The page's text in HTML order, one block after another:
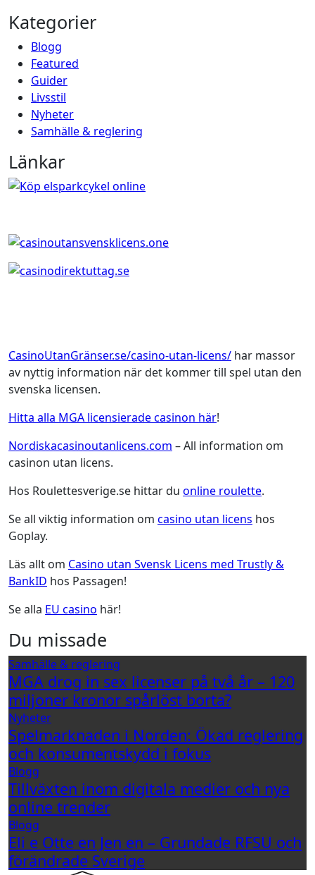
Kategorier
Blogg
Featured
Guider
Livsstil
Nyheter
Samhälle & reglering
Länkar
CasinoUtanGränser.se/casino-utan-licens/ har massor
av nyttig information när det kommer till spel utan den
svenska licensen.
Hitta alla MGA licensierade casinon här!
Nordiskacasinoutanlicens.com – All information om
casinon utan licens.
Hos Roulettesverige.se hittar du online roulette.
Se all viktig information om casino utan licens hos
Goplay.
Läs allt om Casino utan Svensk Licens med Trustly &
BankID hos Passagen!
Se alla EU casino här!
Du missade
Samhälle & reglering
MGA drog in sex licenser på två år – 120
miljoner kronor spårlöst borta?
Nyheter
Spelmarknaden i Norden: Ökad reglering
och konsumentskydd i fokus
Blogg
Tillväxten inom digitala medier och nya
online trender
Blogg
Eli e Otte en Jen en – Grundade RFSU och
förändrade Sverige